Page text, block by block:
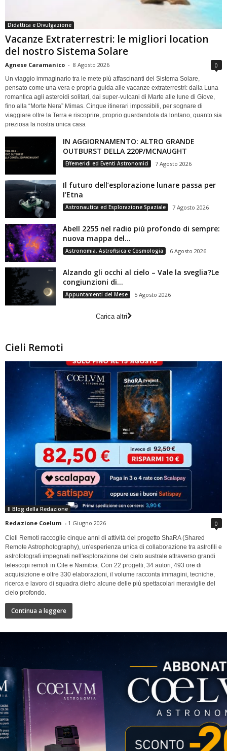
Didattica e Divulgazione
Vacanze Extraterrestri: le migliori location
del nostro Sistema Solare
Agnese Caramanico - 8 Agosto 2026 0
Un viaggio immaginario tra le mete più affascinanti del Sistema Solare,
pensato come una vera e propria guida alle vacanze extraterrestri: dalla Luna
romantica agli asteroidi solitari, dai super-vulcani di Marte alle lune di Giove,
fino alla “Morte Nera” Mimas. Cinque itinerari impossibili, per sognare di
viaggiare oltre la Terra e riscoprire, proprio guardandola da lontano, quanto sia
preziosa la nostra unica casa
IN AGGIORNAMENTO: ALTRO GRANDE
OUTBURST DELLA 220P/MCNAUGHT
Effemeridi ed Eventi Astronomici 7 Agosto 2026
Il futuro dell’esplorazione lunare passa per
l’Etna
Astronautica ed Esplorazione Spaziale 7 Agosto 2026
Abell 2255 nel radio più profondo di sempre:
nuova mappa del...
Astronomia, Astrofisica e Cosmologia 6 Agosto 2026
Alzando gli occhi al cielo – Vale la sveglia?Le
congiunzioni di...
Appuntamenti del Mese 5 Agosto 2026
Carica altri
Cieli Remoti
Il Blog della Redazione
Redazione Coelum - 1 Giugno 2026 0
Cieli Remoti raccoglie cinque anni di attività del progetto ShaRA (Shared
Remote Astrophotography), un'esperienza unica di collaborazione tra astrofili e
astrofotografi impegnati nell'esplorazione del cielo australe attraverso grandi
telescopi remoti in Cile e Namibia. Con 22 progetti, 34 autori, 493 ore di
acquisizione e oltre 330 elaborazioni, il volume racconta immagini, tecniche,
ricerca e lavoro di squadra dietro alcune delle più spettacolari meraviglie del
cielo profondo.
Continua a leggere